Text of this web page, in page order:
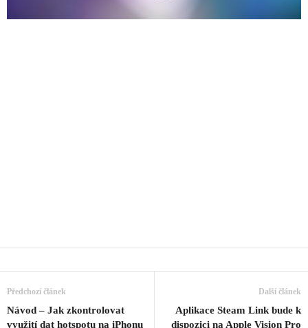
Předchozí článek
Návod – Jak zkontrolovat
využití dat hotspotu na iPhonu
Další článek
Aplikace Steam Link bude k
dispozici na Apple Vision Pro